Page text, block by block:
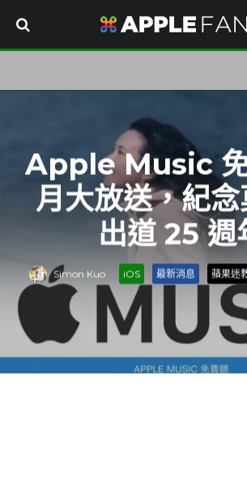
Apple Music
月大放送，紀
出道 25 週
Simon Kuo · iOS 最新消息 蘋果迷